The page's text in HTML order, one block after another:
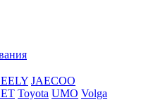
JAECOO
Toyota UMO Volga